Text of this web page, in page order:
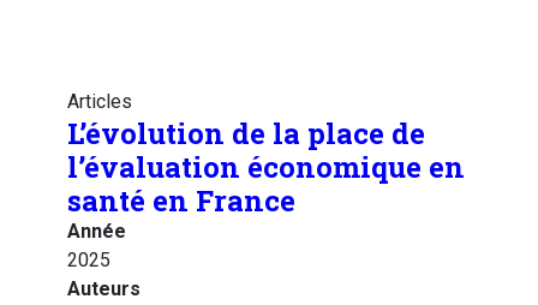
Articles
L’évolution de la place de
l’évaluation économique en
santé en France
Année
2025
Auteurs